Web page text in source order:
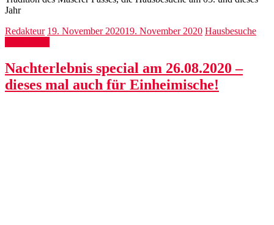
Jahr
Redakteur 19. November 202019. November 2020 Hausbesuche
Nachterlebnis special am 26.08.2020 –
dieses mal auch für Einheimische!